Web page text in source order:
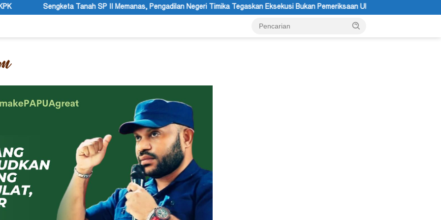
Memanas, Pengadilan Negeri Timika Tegaskan Eksekusi Bukan Pemeriksaan Ulang Festival Budaya Lembah Baliem Resmi